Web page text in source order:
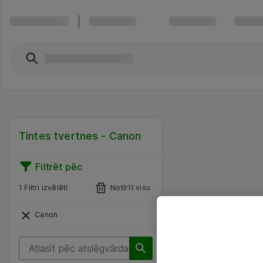
Tintes tvertnes - Canon
Filtrēt pēc
1 Filtri izvēlēti Notīrīt visu
Canon